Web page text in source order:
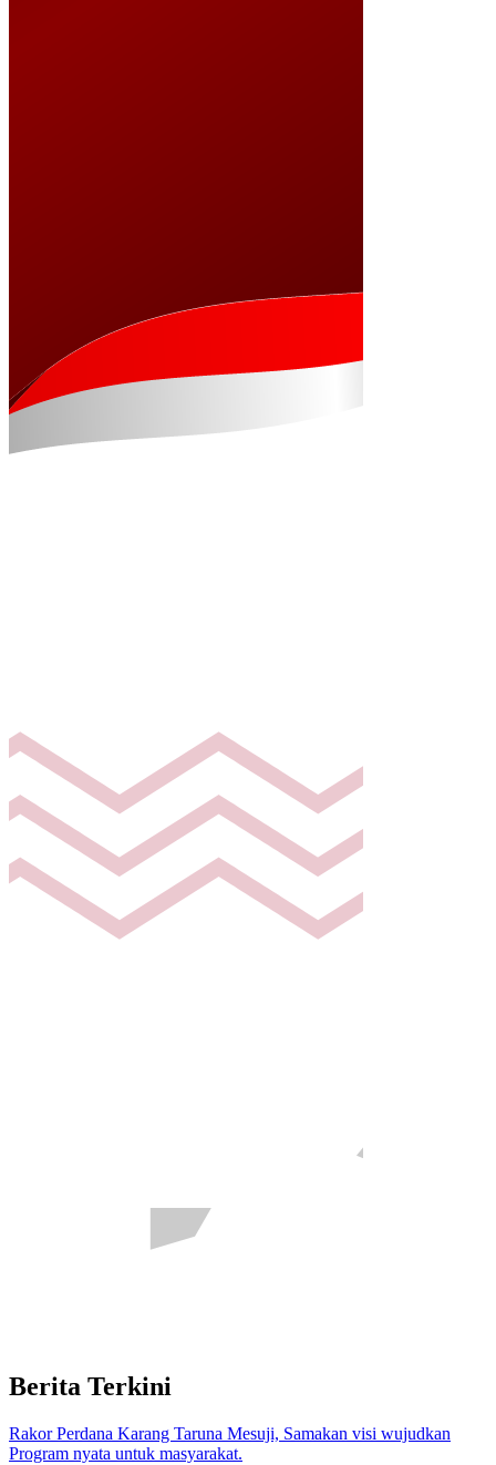
Berita Terkini
Rakor Perdana Karang Taruna Mesuji, Samakan visi wujudkan
Program nyata untuk masyarakat.